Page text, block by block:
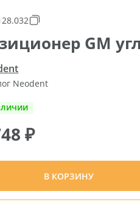
GM
Neodent
₽
В КОРЗИНУ